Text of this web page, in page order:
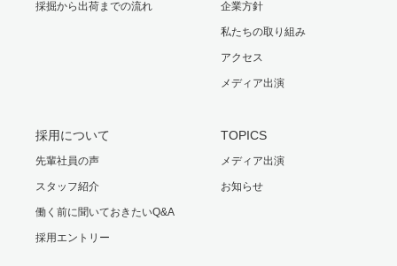
採掘から出荷までの流れ 企業方針
私たちの取り組み
アクセス
メディア出演
採用について
先輩社員の声
スタッフ紹介
働く前に聞いておきたいQ&A
採用エントリー
TOPICS
メディア出演
お知らせ